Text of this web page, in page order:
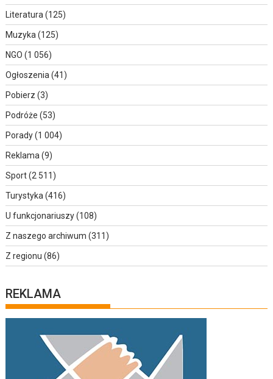
Literatura (125)
Muzyka (125)
NGO (1 056)
Ogłoszenia (41)
Pobierz (3)
Podróże (53)
Porady(1 004)
Reklama (9)
Sport(2 511)
Turystyka (416)
U funkcjonariuszy(108)
Z naszego archiwum (311)
Z regionu (86)
REKLAMA